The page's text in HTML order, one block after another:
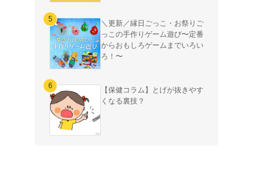
＼更新／縁日ごっこ・お祭りご
っこの手作りゲーム遊び〜定番
からおもしろゲームまでいろい
ろ！〜
【保健コラム】とげが抜きやす
くなる裏技？